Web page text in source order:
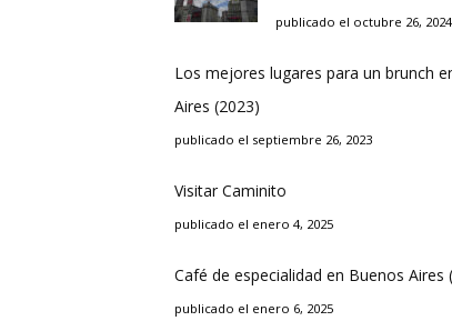
publicado el octubre 26, 2024
Los mejores lugares para un brunch
Aires (2023)
publicado el septiembre 26, 2023
Visitar Caminito
publicado el enero 4, 2025
Café de especialidad en Buenos Aires
publicado el enero 6, 2025